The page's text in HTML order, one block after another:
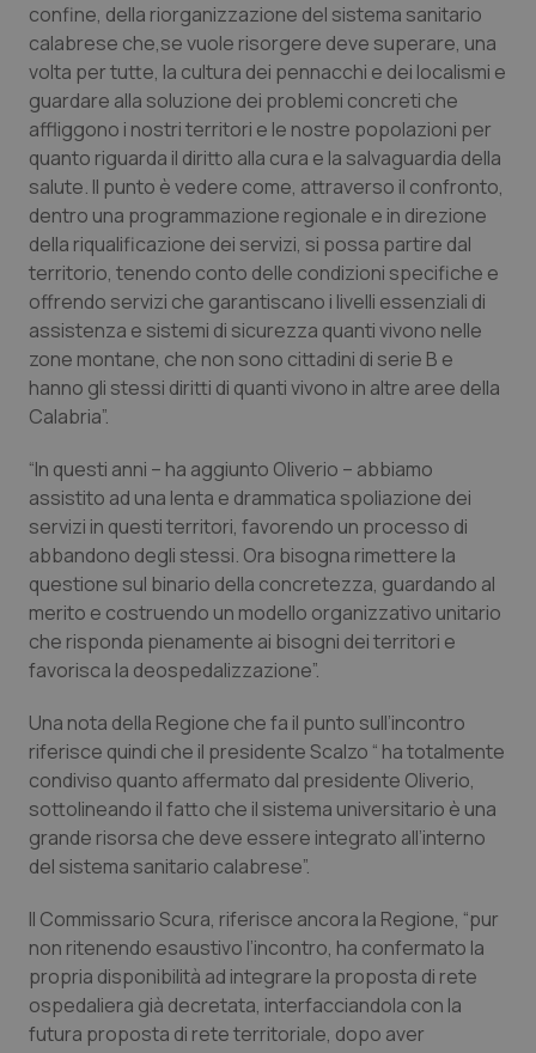
Piemonte
Provincia Autonoma di Bolzano
Provincia Autonoma di Trento
Puglia
Sardegna
Sicilia
Toscana
Umbria
Valle D’Aosta
Veneto
HIV
Infezioni & Febbre
Ipertensione & Scompenso
Malattie rare
Malattia di Crohn & Rettocolite Ulcerosa
Neuroscienze & patologie neurodegenerative
Obesità
Oftalmologia
Oncodermatologia
Oncoematologia
Oncologia & Nutrizione
Quotidiano Cardiologia
Quotidiano Chirurgia
Quotidiano Pediatria
Rene & patologie urogenitali
confine, della riorganizzazione del sistema sanitario
calabrese che,se vuole risorgere deve superare, una
volta per tutte, la cultura dei pennacchi e dei localismi e
guardare alla soluzione dei problemi concreti che
affliggono i nostri territori e le nostre popolazioni per
quanto riguarda il diritto alla cura e la salvaguardia della
salute. Il punto è vedere come, attraverso il confronto,
dentro una programmazione regionale e in direzione
della riqualificazione dei servizi, si possa partire dal
territorio, tenendo conto delle condizioni specifiche e
offrendo servizi che garantiscano i livelli essenziali di
assistenza e sistemi di sicurezza quanti vivono nelle
zone montane, che non sono cittadini di serie B e
hanno gli stessi diritti di quanti vivono in altre aree della
Calabria”.
“In questi anni – ha aggiunto Oliverio – abbiamo
assistito ad una lenta e drammatica spoliazione dei
servizi in questi territori, favorendo un processo di
abbandono degli stessi. Ora bisogna rimettere la
questione sul binario della concretezza, guardando al
merito e costruendo un modello organizzativo unitario
che risponda pienamente ai bisogni dei territori e
favorisca la deospedalizzazione”.
Una nota della Regione che fa il punto sull’incontro
riferisce quindi che il presidente Scalzo “ ha totalmente
condiviso quanto affermato dal presidente Oliverio,
sottolineando il fatto che il sistema universitario è una
grande risorsa che deve essere integrato all’interno
del sistema sanitario calabrese”.
Il Commissario Scura, riferisce ancora la Regione, “pur
non ritenendo esaustivo l’incontro, ha confermato la
propria disponibilità ad integrare la proposta di rete
ospedaliera già decretata, interfacciandola con la
futura proposta di rete territoriale, dopo aver